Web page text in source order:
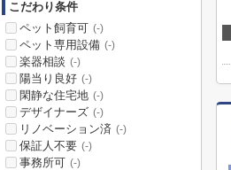
こだわり条件
ペット飼育可 (-)
ペット専用設備 (-)
楽器相談 (-)
陽当り良好 (-)
閑静な住宅地 (-)
デザイナーズ (-)
リノベーション済 (-)
保証人不要 (-)
事務所可 (-)